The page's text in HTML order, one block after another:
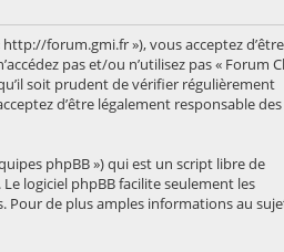
http://forum.gmi.fr »), vous acceptez d’être
pas et/ou n’utilisez pas « Forum
soit prudent de vérifier régulièrement
d’être légalement responsable des
phpBB ») qui est un script libre de
. Le logiciel phpBB facilite seulement les
Pour de plus amples informations au